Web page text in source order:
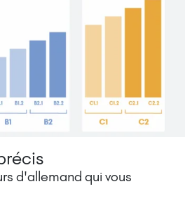
d'allemand qui vous